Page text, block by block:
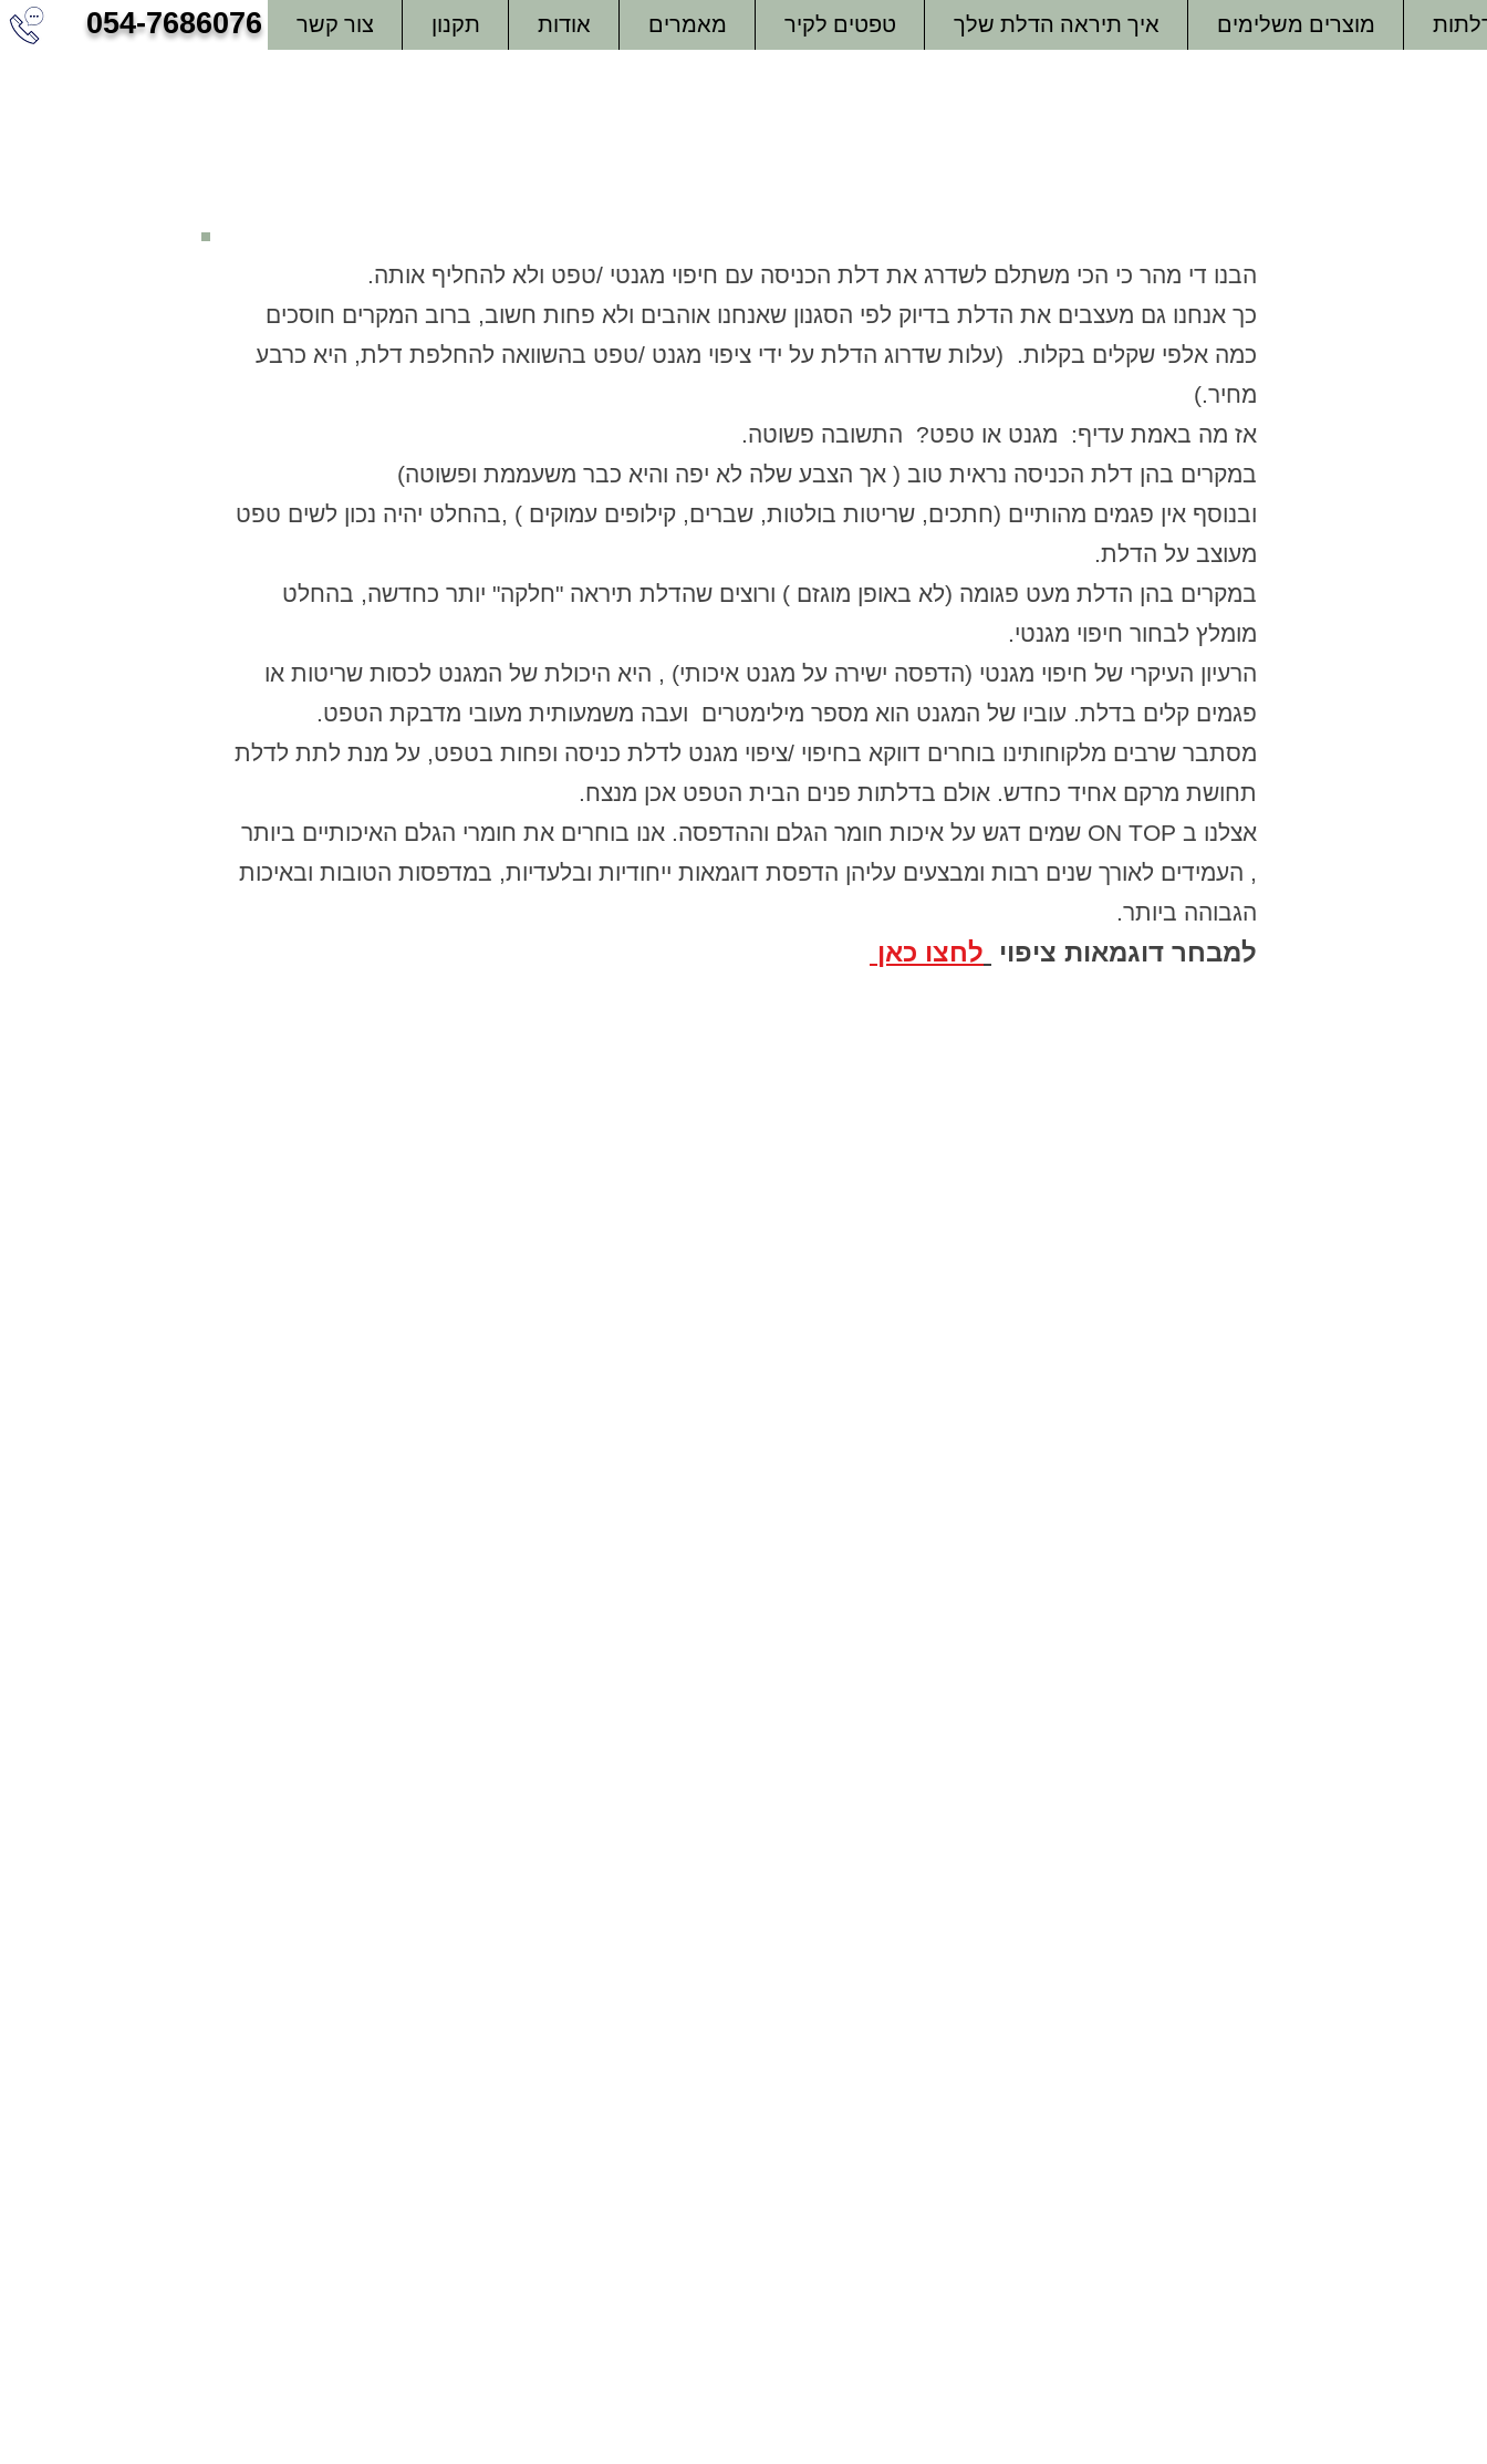
הבנו די מהר כי הכי משתלם לשדרג את דלת הכניסה עם חיפוי מגנטי /טפט ולא להחליף אותה.
כך אנחנו גם מעצבים את הדלת בדיוק לפי הסגנון שאנחנו אוהבים ולא פחות חשוב, ברוב המקרים חוסכים
כמה אלפי שקלים בקלות. (עלות שדרוג הדלת על ידי ציפוי מגנט /טפט בהשוואה להחלפת דלת, היא כרבע
מחיר.)
אז מה באמת עדיף: מגנט או טפט? התשובה פשוטה.
במקרים בהן דלת הכניסה נראית טוב ( אך הצבע שלה לא יפה והיא כבר משעממת ופשוטה)
ובנוסף אין פגמים מהותיים (חתכים, שריטות בולטות, שברים, קילופים עמוקים ) ,בהחלט יהיה נכון לשים טפט
מעוצב על הדלת.
במקרים בהן הדלת מעט פגומה (לא באופן מוגזם ) ורוצים שהדלת תיראה "חלקה" יותר כחדשה, בהחלט
מומלץ לבחור חיפוי מגנטי.
הרעיון העיקרי של חיפוי מגנטי (הדפסה ישירה על מגנט איכותי) , היא היכולת של המגנט לכסות שריטות או
פגמים קלים בדלת. עוביו של המגנט הוא מספר מילימטרים ועבה משמעותית מעובי מדבקת הטפט.
מסתבר שרבים מלקוחותינו בוחרים דווקא בחיפוי /ציפוי מגנט לדלת כניסה ופחות בטפט, על מנת לתת לדלת
תחושת מרקם אחיד כחדש. אולם בדלתות פנים הבית הטפט אכן מנצח.
אצלנו ב ON TOP שמים דגש על איכות חומר הגלם וההדפסה. אנו בוחרים את חומרי הגלם האיכותיים ביותר
, העמידים לאורך שנים רבות ומבצעים עליהן הדפסת דוגמאות ייחודיות ובלעדיות, במדפסות הטובות ובאיכות
הגבוהה ביותר.
למבחר דוגמאות ציפוי לחצו כאן
צור קשר תקנון אודות מאמרים טפטים לקיר איך תיראה הדלת שלך מוצרים משלימים 054-7686076